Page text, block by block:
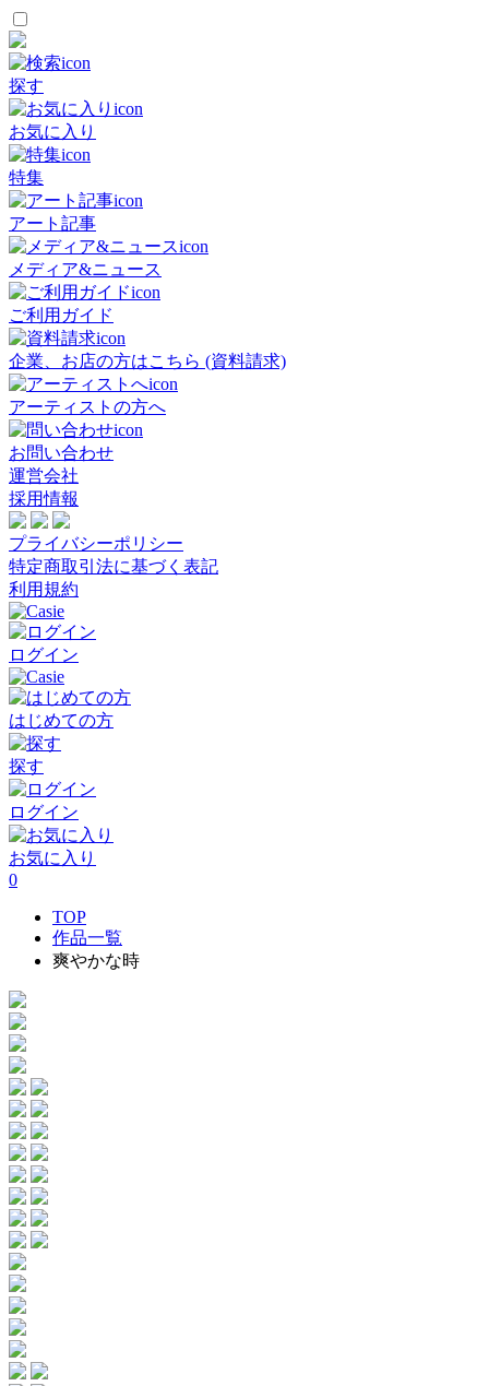
探す
お気に入り
特集
アート記事
メディア&ニュース
ご利用ガイド
企業、お店の方はこちら (資料請求)
アーティストの方へ
お問い合わせ
運営会社
採用情報
プライバシーポリシー
特定商取引法に基づく表記
利用規約
ログイン
はじめての方
探す
ログイン
お気に入り
0
TOP
作品一覧
爽やかな時